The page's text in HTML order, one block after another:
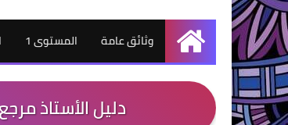
الرئيسية
وثائق عامة المستوى 1
دليل الأستاذ